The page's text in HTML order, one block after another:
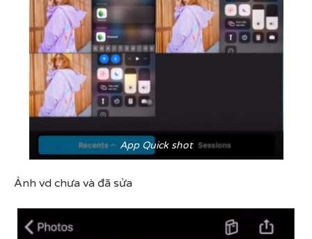
App Quick shot
Ảnh vd chưa và đã sửa